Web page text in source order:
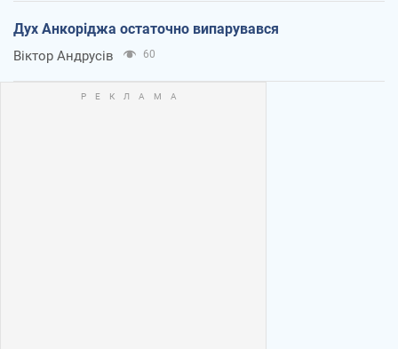
Дух Анкоріджа остаточно випарувався
Віктор Андрусів 60